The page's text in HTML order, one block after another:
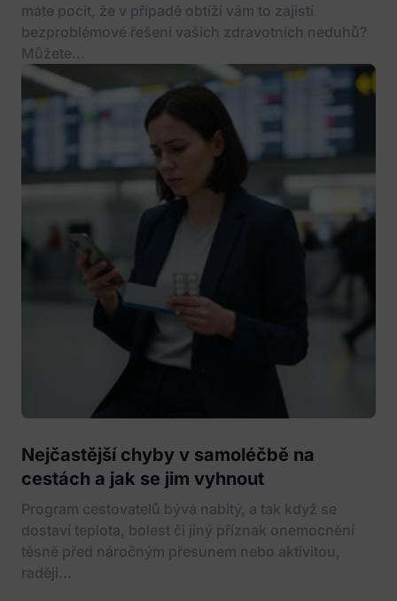
máte pocit, že v případě obtíží vám to zajistí
bezproblémové řešení vašich zdravotních neduhů?
Můžete...
Nejčastější chyby v samoléčbě na
cestách a jak se jim vyhnout
Program cestovatelů bývá nabitý, a tak když se
dostaví teplota, bolest či jiný příznak onemocnění
těsně před náročným přesunem nebo aktivitou,
raději...